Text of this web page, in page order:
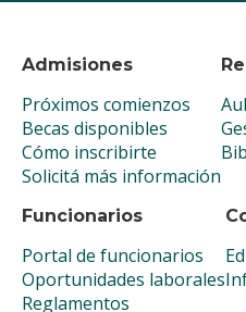
Admisiones
Próximos comienzos
Becas disponibles
Cómo inscribirte
Solicitá más información
Funcionarios
Portal de funcionarios
Oportunidades laborales
Reglamentos